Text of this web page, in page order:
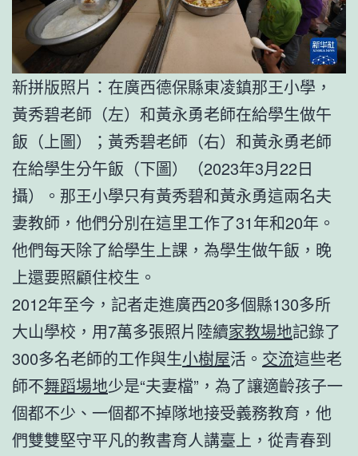
新拼版照片：在廣西德保縣東凌鎮那王小學，
黃秀碧老師（左）和黃永勇老師在給學生做午
飯（上圖）；黃秀碧老師（右）和黃永勇老師
在給學生分午飯（下圖）（2023年3月22日
攝）。那王小學只有黃秀碧和黃永勇這兩名夫
妻教師，他們分別在這里工作了31年和20年。
他們每天除了給學生上課，為學生做午飯，晚
上還要照顧住校生。
2012年至今，記者走進廣西20多個縣130多所
大山學校，用7萬多張照片陸續家教場地記錄了
300多名老師的工作與生小樹屋活。 交流這些老
師不舞蹈場地少是“夫妻檔”，為了讓適齡孩子一
個都不少、一個都不掉隊地接受義務教育，他
們雙雙堅守平凡的教書育人講臺上，從青春到